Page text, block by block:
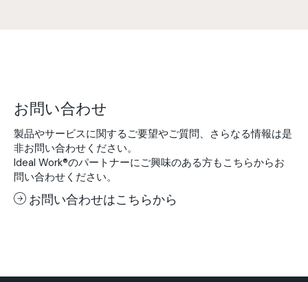
お問い合わせ
製品やサービスに関するご要望やご質問、さらなる情報は是
非お問い合わせください。
Ideal Work®のパートナーにご興味のある方もこちらからお
問い合わせください。
お問い合わせはこちらから